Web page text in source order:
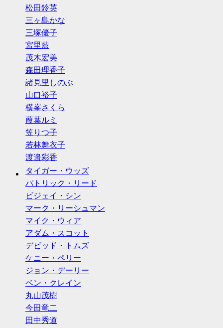
松田鈴英
三ヶ島かな
三塚優子
宮里藍
茂木宏美
森田理香子
諸見里しのぶ
山口裕子
横峯さくら
葭葉ルミ
笠りつ子
若林舞衣子
渡邉彩香
タイガー・ウッズ
パトリック・リード
ビジェイ・シン
マーク・リーシュマン
マイク・ウィア
アダム・スコット
デビッド・トムズ
ケニー・ペリー
ジョン・デーリー
ベン・クレイン
丸山茂樹
今田竜二
田中秀道